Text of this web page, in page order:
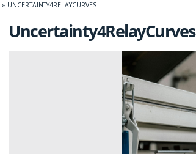
» UNCERTAINTY4RELAYCURVES
Uncertainty4RelayCurves